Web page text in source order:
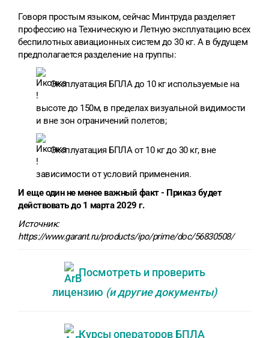
Говоря простым языком, сейчас Минтруда разделяет
профессию на Техническую и Летную эксплуатацию всех
беспилотных авиационных систем до 30 кг. А в будущем
предполагается разделение на группы:
Эксплуатация БПЛА до 10 кг используемые на
высоте до 150м, в пределах визуальной видимости
и вне зон ограничений полетов;
Эксплуатация БПЛА от 10 кг до 30 кг, вне
зависимости от условий применения.
И еще один не менее важный факт - Приказ будет
действовать до 1 марта 2029 г.
Источник:
https://www.garant.ru/products/ipo/prime/doc/56830508/
Посмотреть и проверить
лицензию (и другие документы)
Курсы операторов БПЛА